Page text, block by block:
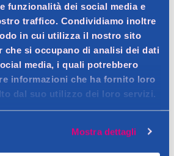
funzionalità dei social media e
traffico. Condividiamo inoltre
in cui utilizza il nostro sito
che si occupano di analisi dei dati
media, i quali potrebbero
informazioni che ha fornito loro
dal suo utilizzo dei loro servizi.
Mostra dettagli
a lungo lo sporco piu ostinato.
sporco piu ostinato, e perfetto anche